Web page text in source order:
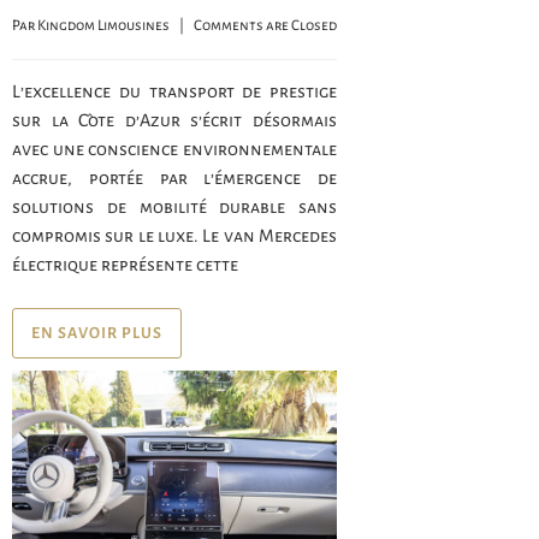
Par Kingdom Limousines Comments are Closed
L’excellence du transport de prestige
sur la Côte d’Azur s’écrit désormais
avec une conscience environnementale
accrue, portée par l’émergence de
solutions de mobilité durable sans
compromis sur le luxe. Le van Mercedes
électrique représente cette
EN SAVOIR PLUS